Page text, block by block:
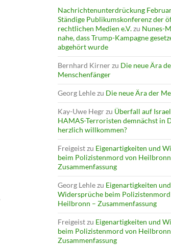
Nachrichtenunterdrückung
Ständige Publikumskonferenz der
rechtlichen Medien e.V.zu Nunes-
nahe, dass Trump-Kampagne
abgehört wurde
Bernhard Kirnerzu Die neue Ära
Menschenfänger
Georg Lehlezu Die neue Ära der
Kay-Uwe Hegrzu Überfall auf
HAMAS-Terroristen demnächst in
herzlich willkommen?
Freigeistzu Eigenartigkeiten und
beim Polizistenmord von
Zusammenfassung
Georg Lehlezu Eigenartigkeiten und
Widersprüche beim
Heilbronn – Zusammenfassung
Freigeistzu Eigenartigkeiten und
beim Polizistenmord von
Zusammenfassung